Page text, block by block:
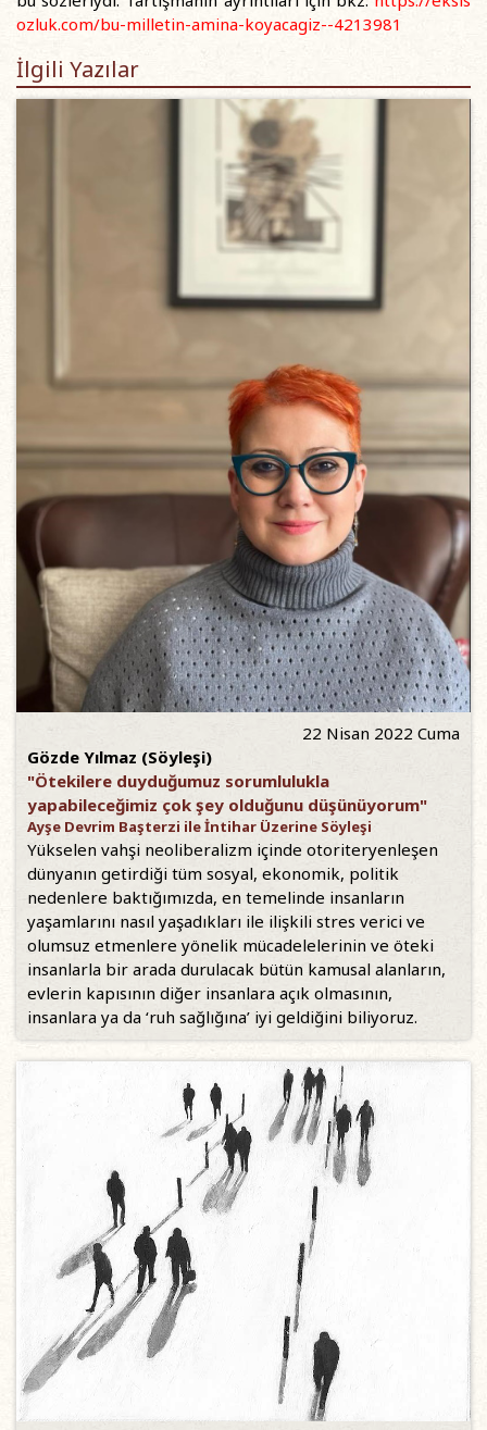
ozluk.com/bu-milletin-amina-koyacagiz--4213981
İlgili Yazılar
22 Nisan 2022 Cuma
Gözde Yılmaz (Söyleşi)
"Ötekilere duyduğumuz sorumlulukla
yapabileceğimiz çok şey olduğunu düşünüyorum"
Ayşe Devrim Başterzi ile İntihar Üzerine Söyleşi
Yükselen vahşi neoliberalizm içinde otoriteryenleşen
dünyanın getirdiği tüm sosyal, ekonomik, politik
nedenlere baktığımızda, en temelinde insanların
yaşamlarını nasıl yaşadıkları ile ilişkili stres verici ve
olumsuz etmenlere yönelik mücadelelerinin ve öteki
insanlarla bir arada durulacak bütün kamusal alanların,
evlerin kapısının diğer insanlara açık olmasının,
insanlara ya da ‘ruh sağlığına’ iyi geldiğini biliyoruz.